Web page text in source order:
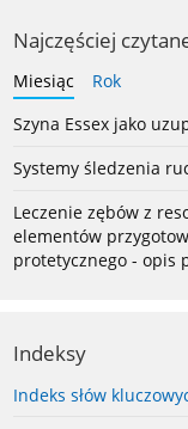
Najczęściej
Miesiąc
Rok
Szyna Essex jako
Systemy śledzenia
Leczenie zębów z
elementów
protetycznego - opis
Indeksy
Indeks słów